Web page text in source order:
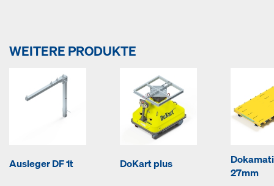
WEITERE PRODUKTE
Ausleger DF 1t DoKart plus
27mm